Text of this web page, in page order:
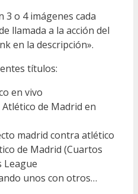
3 o 4 imágenes cada
llamada a la acción del
en la descripción».
títulos:
en vivo
de Madrid en
madrid contra atlético
de Madrid (Cuartos
League
unos con otros…